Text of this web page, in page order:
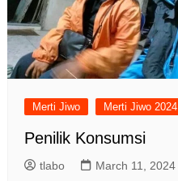
Merti Jiwo Merti Jiwo 2024
Penilik Konsumsi
tlabo March 11, 2024